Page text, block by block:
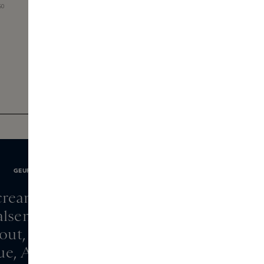
GEURNOTEN
White Vanilla,
hazelnoot,
musk, vanille
Ambretone®